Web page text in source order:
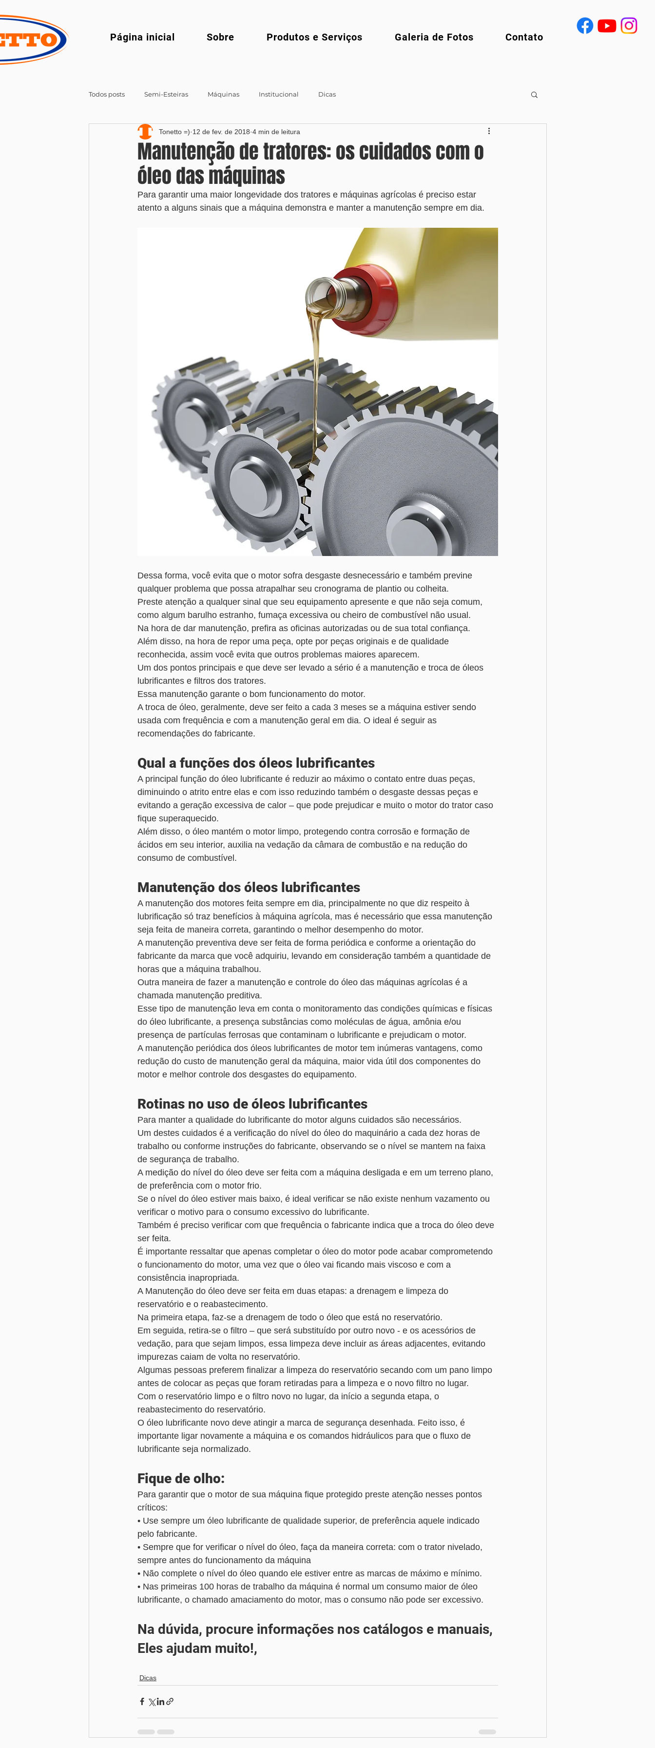
Página inicial Sobre Produtos e Serviços Galeria de Fotos Contato
Todos posts Semi-Esteiras Máquinas Institucional Dicas
Manutenção de tratores: os cuidados com o
óleo das máquinas
Tonetto =) 12 de fev. de 2018 4 min de leitura
Para garantir uma maior longevidade dos tratores e máquinas agrícolas é preciso estar
atento a alguns sinais que a máquina demonstra e manter a manutenção sempre em dia.
Dessa forma, você evita que o motor sofra desgaste desnecessário e também previne
qualquer problema que possa atrapalhar seu cronograma de plantio ou colheita.
Preste atenção a qualquer sinal que seu equipamento apresente e que não seja comum,
como algum barulho estranho, fumaça excessiva ou cheiro de combustível não usual.
Na hora de dar manutenção, prefira as oficinas autorizadas ou de sua total confiança.
Além disso, na hora de repor uma peça, opte por peças originais e de qualidade
reconhecida, assim você evita que outros problemas maiores aparecem.
Um dos pontos principais e que deve ser levado a sério é a manutenção e troca de óleos
lubrificantes e filtros dos tratores.
Essa manutenção garante o bom funcionamento do motor.
A troca de óleo, geralmente, deve ser feito a cada 3 meses se a máquina estiver sendo
usada com frequência e com a manutenção geral em dia. O ideal é seguir as
recomendações do fabricante.
Qual a funções dos óleos lubrificantes
A principal função do óleo lubrificante é reduzir ao máximo o contato entre duas peças,
diminuindo o atrito entre elas e com isso reduzindo também o desgaste dessas peças e
evitando a geração excessiva de calor – que pode prejudicar e muito o motor do trator caso
fique superaquecido.
Além disso, o óleo mantém o motor limpo, protegendo contra corrosão e formação de
ácidos em seu interior, auxilia na vedação da câmara de combustão e na redução do
consumo de combustível.
Manutenção dos óleos lubrificantes
A manutenção dos motores feita sempre em dia, principalmente no que diz respeito à
lubrificação só traz benefícios à máquina agrícola, mas é necessário que essa manutenção
seja feita de maneira correta, garantindo o melhor desempenho do motor.
A manutenção preventiva deve ser feita de forma periódica e conforme a orientação do
fabricante da marca que você adquiriu, levando em consideração também a quantidade de
horas que a máquina trabalhou.
Outra maneira de fazer a manutenção e controle do óleo das máquinas agrícolas é a
chamada manutenção preditiva.
Esse tipo de manutenção leva em conta o monitoramento das condições químicas e físicas
do óleo lubrificante, a presença substâncias como moléculas de água, amônia e/ou
presença de partículas ferrosas que contaminam o lubrificante e prejudicam o motor.
A manutenção periódica dos óleos lubrificantes de motor tem inúmeras vantagens, como
redução do custo de manutenção geral da máquina, maior vida útil dos componentes do
motor e melhor controle dos desgastes do equipamento.
Rotinas no uso de óleos lubrificantes
Para manter a qualidade do lubrificante do motor alguns cuidados são necessários.
Um destes cuidados é a verificação do nível do óleo do maquinário a cada dez horas de
trabalho ou conforme instruções do fabricante, observando se o nível se mantem na faixa
de segurança de trabalho.
A medição do nível do óleo deve ser feita com a máquina desligada e em um terreno plano,
de preferência com o motor frio.
Se o nível do óleo estiver mais baixo, é ideal verificar se não existe nenhum vazamento ou
verificar o motivo para o consumo excessivo do lubrificante.
Também é preciso verificar com que frequência o fabricante indica que a troca do óleo deve
ser feita.
É importante ressaltar que apenas completar o óleo do motor pode acabar comprometendo
o funcionamento do motor, uma vez que o óleo vai ficando mais viscoso e com a
consistência inapropriada.
A Manutenção do óleo deve ser feita em duas etapas: a drenagem e limpeza do
reservatório e o reabastecimento.
Na primeira etapa, faz-se a drenagem de todo o óleo que está no reservatório.
Em seguida, retira-se o filtro – que será substituído por outro novo - e os acessórios de
vedação, para que sejam limpos, essa limpeza deve incluir as áreas adjacentes, evitando
impurezas caiam de volta no reservatório.
Algumas pessoas preferem finalizar a limpeza do reservatório secando com um pano limpo
antes de colocar as peças que foram retiradas para a limpeza e o novo filtro no lugar.
Com o reservatório limpo e o filtro novo no lugar, da início a segunda etapa, o
reabastecimento do reservatório.
O óleo lubrificante novo deve atingir a marca de segurança desenhada. Feito isso, é
importante ligar novamente a máquina e os comandos hidráulicos para que o fluxo de
lubrificante seja normalizado.
Fique de olho:
Para garantir que o motor de sua máquina fique protegido preste atenção nesses pontos
críticos:
• Use sempre um óleo lubrificante de qualidade superior, de preferência aquele indicado
pelo fabricante.
• Sempre que for verificar o nível do óleo, faça da maneira correta: com o trator nivelado,
sempre antes do funcionamento da máquina
• Não complete o nível do óleo quando ele estiver entre as marcas de máximo e mínimo.
• Nas primeiras 100 horas de trabalho da máquina é normal um consumo maior de óleo
lubrificante, o chamado amaciamento do motor, mas o consumo não pode ser excessivo.
Na dúvida, procure informações nos catálogos e manuais,
Eles ajudam muito!,
Dicas